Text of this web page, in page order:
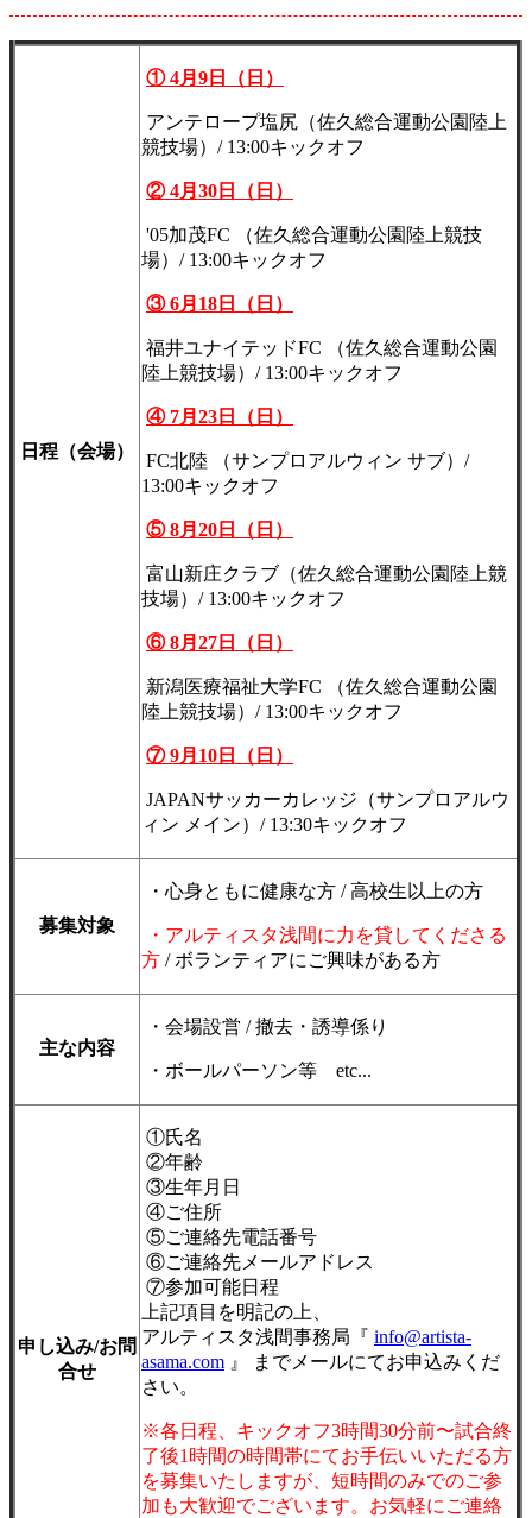
日程 （会場）
① 4月9日（日）
アンテロープ塩尻（佐久総合運動公園陸上
競技場）/ 13:00キックオフ
② 4月30日（日）
'05加茂FC （佐久総合運動公園陸上競技
場）/ 13:00キックオフ
③ 6月18日（日）
福井ユナイテッドFC （佐久総合運動公園
陸上競技場）/ 13:00キックオフ
④ 7月23日（日）
FC北陸 （サンプロアルウィン サブ）/
13:00キックオフ
⑤ 8月20日（日）
富山新庄クラブ（佐久総合運動公園陸上競
技場）/ 13:00キックオフ
⑥ 8月27日（日）
新潟医療福祉大学FC （佐久総合運動公園
陸上競技場）/ 13:00キックオフ
⑦ 9月10日（日）
JAPANサッカーカレッジ（サンプロアルウ
ィン メイン）/ 13:30キックオフ
募集対象
・心身ともに健康な方 / 高校生以上の方
・アルティスタ浅間に力を貸してくださる
方 / ボランティアにご興味がある方
主な内容
・会場設営 / 撤去・誘導係り
・ボールパーソン等 etc...
申し込み/お問
合せ
①氏名
②年齢
③生年月日
④ご住所
⑤ご連絡先電話番号
⑥ご連絡先メールアドレス
⑦参加可能日程
上記項目を明記の上、
アルティスタ浅間事務局『 info@artista-
asama.com 』 までメールにてお申込みくだ
さい。
※各日程、キックオフ3時間30分前〜試合終
了後1時間の時間帯にてお手伝いいただる方
を募集いたしますが、短時間のみでのご参
加も大歓迎でございます。お気軽にご連絡